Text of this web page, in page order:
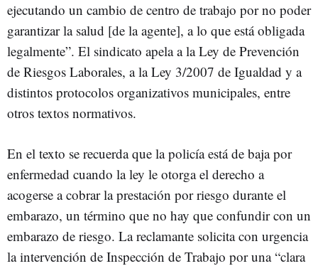
ejecutando un cambio de centro de trabajo por no poder
garantizar la salud [de la agente], a lo que está obligada
legalmente”. El sindicato apela a la Ley de Prevención
de Riesgos Laborales, a la Ley 3/2007 de Igualdad y a
distintos protocolos organizativos municipales, entre
otros textos normativos.
En el texto se recuerda que la policía está de baja por
enfermedad cuando la ley le otorga el derecho a
acogerse a cobrar la prestación por riesgo durante el
embarazo, un término que no hay que confundir con un
embarazo de riesgo. La reclamante solicita con urgencia
la intervención de Inspección de Trabajo por una “clara